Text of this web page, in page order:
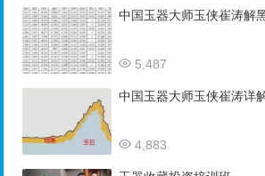
中国玉器大师玉侠崔涛解
5,487
中国玉器大师玉侠崔涛详
4,883